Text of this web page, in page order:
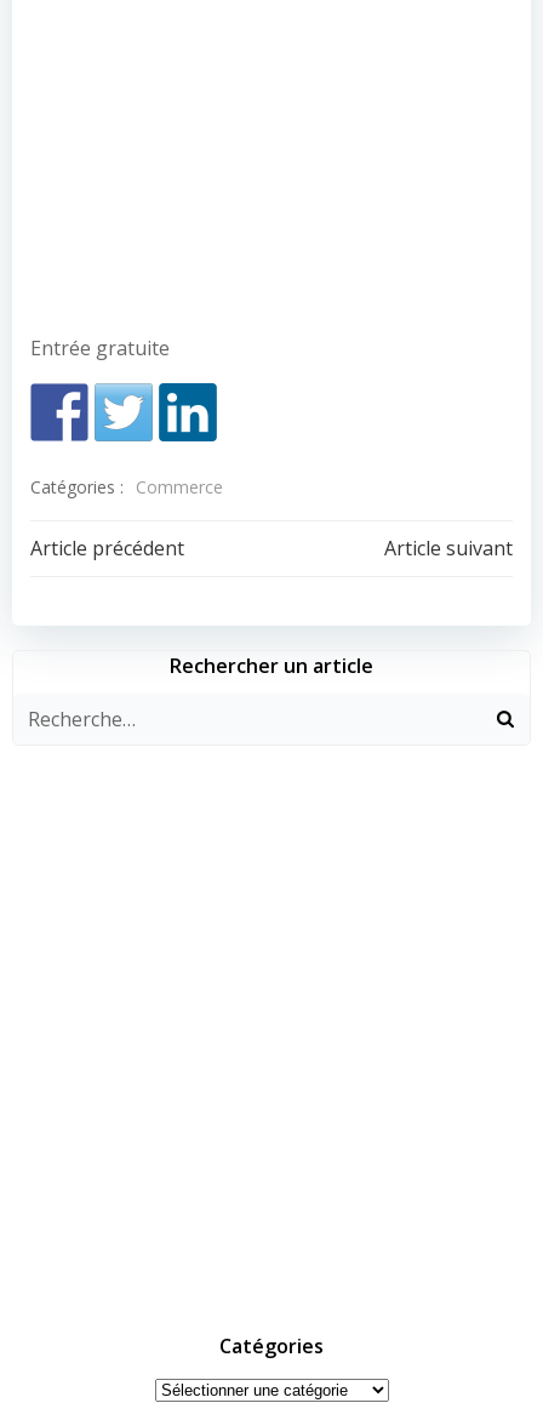
Entrée gratuite
Catégories : Commerce
Navigation
de
l’article
Article précédent
Navigation
de
l’article
Article suivant
Rechercher un article
Catégories
Catégories